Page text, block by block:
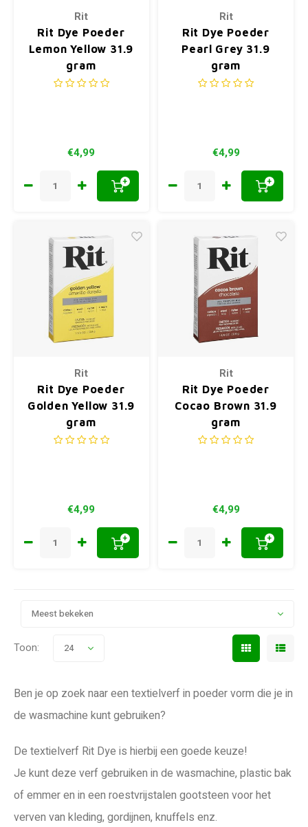
Rit
Rit Dye Poeder
Lemon Yellow 31.9
gram
€4,99
+
Rit
Rit Dye Poeder
Pearl Grey 31.9
gram
€4,99
+
Rit
Rit Dye Poeder
Golden Yellow 31.9
gram
€4,99
+
Rit
Rit Dye Poeder
Cocao Brown 31.9
gram
€4,99
+
Meest bekeken
Toon: 24
Ben je op zoek naar een textielverf in poeder vorm die je in
de wasmachine kunt gebruiken?
De textielverf Rit Dye is hierbij een goede keuze!
Je kunt deze verf gebruiken in de wasmachine, plastic bak
of emmer en in een roestvrijstalen gootsteen voor het
verven van kleding, gordijnen, knuffels enz.